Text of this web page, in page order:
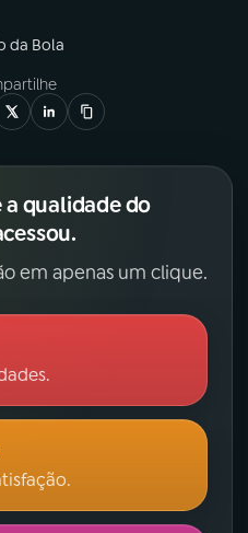
da Bola
a qualidade do
em apenas um clique.